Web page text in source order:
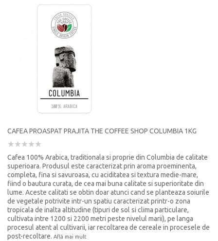
CAFEA PROASPAT PRAJITA THE COFFEE SHOP COLUMBIA 1KG
Cafea 100% Arabica, traditionala si proprie din Columbia de calitate
superioara. Produsul este caracterizat prin aroma proeminenta,
completa, fina si savuroasa, cu aciditatea si textura medie-mare,
fiind o bautura curata, de cea mai buna calitate si superioritate din
lume. Aceste calitati se obtin doar atunci cand se planteaza soiurile
de vegetale potrivite intr-un spatiu caracterizat printr-o zona
tropicala de inalta altitudine (tipuri de sol si clima particulare,
cultivata intre 1200 si 2200 metri peste nivelul marii), pe langa
procesul atent al cultivarii, iar recoltarea de cereale in procesele de
post-recoltare. Află mai mult